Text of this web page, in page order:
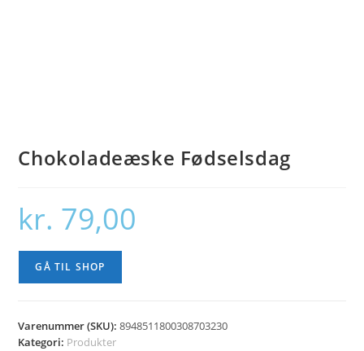
Chokoladeæske Fødselsdag
kr. 79,00
GÅ TIL SHOP
Varenummer (SKU):8948511800308703230
Kategori: Produkter